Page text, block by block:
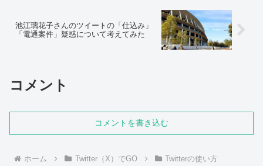
池江璃花子さんのツイートの「仕込み」
「電通案件」疑惑について考えてみた
コメント
コメントを書き込む
ホーム Twitter（X）でGO Twitterの使い方